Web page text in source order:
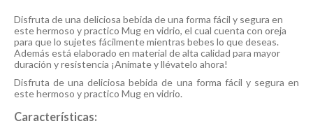
Disfruta de una deliciosa bebida de una forma fácil y segura en
este hermoso y practico Mug en vidrio, el cual cuenta con oreja
para que lo sujetes fácilmente mientras bebes lo que deseas.
Además está elaborado en material de alta calidad para mayor
duración y resistencia ¡Anímate y llévatelo ahora!
Disfruta de una deliciosa bebida de una forma fácil y segura en
este hermoso y practico Mug en vidrio.
Características: